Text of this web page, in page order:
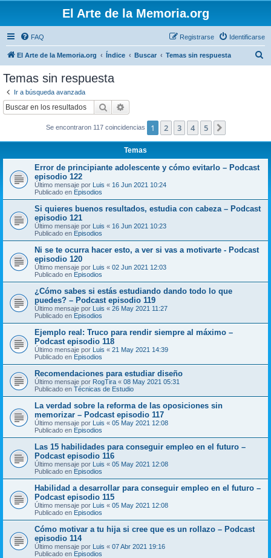
El Arte de la Memoria.org
FAQ Identificarse
Registrarse
El Arte de la Memoria.org Índice Buscar Temas sin respuesta
Temas sin respuesta
Ir a búsqueda avanzada
Buscar
Se encontraron 117 coincidencias 1 2 3 4 5
Temas
Error de principiante adolescente y cómo evitarlo – Podcast
episodio 122
Último mensaje por Luis « 16 Jun 2021 10:24
Publicado en Episodios
Si quieres buenos resultados, estudia con cabeza – Podcast
episodio 121
Último mensaje por Luis « 16 Jun 2021 10:23
Publicado en Episodios
Ni se te ocurra hacer esto, a ver si vas a motivarte - Podcast
episodio 120
Último mensaje por Luis « 02 Jun 2021 12:03
Publicado en Episodios
¿Cómo sabes si estás estudiando dando todo lo que
puedes? – Podcast episodio 119
Último mensaje por Luis « 26 May 2021 11:27
Publicado en Episodios
Ejemplo real: Truco para rendir siempre al máximo –
Podcast episodio 118
Último mensaje por Luis « 21 May 2021 14:39
Publicado en Episodios
Recomendaciones para estudiar diseño
Último mensaje por RogTira « 08 May 2021 05:31
Publicado en Técnicas de Estudio
La verdad sobre la reforma de las oposiciones sin
memorizar – Podcast episodio 117
Último mensaje por Luis « 05 May 2021 12:08
Publicado en Episodios
Las 15 habilidades para conseguir empleo en el futuro –
Podcast episodio 116
Último mensaje por Luis « 05 May 2021 12:08
Publicado en Episodios
Habilidad a desarrollar para conseguir empleo en el futuro –
Podcast episodio 115
Último mensaje por Luis « 05 May 2021 12:08
Publicado en Episodios
Cómo motivar a tu hija si cree que es un rollazo – Podcast
episodio 114
Último mensaje por Luis « 07 Abr 2021 19:16
Publicado en Episodios